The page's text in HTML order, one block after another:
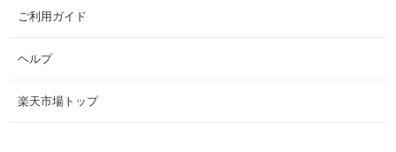
ご利用ガイド
ヘルプ
楽天市場トップ